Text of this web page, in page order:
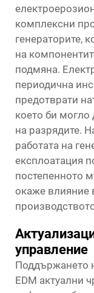
комплексни
генераторите,
на
подмяна.
периодична
предотврати
което би могло
на разрядите.
работата на
експлоатация
постепенното
окаже влияние
управление
Поддържането
EDM актуални